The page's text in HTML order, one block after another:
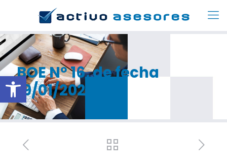
Abrir barra de herramientas
BOE Nº 16, de fecha
19/01/2022